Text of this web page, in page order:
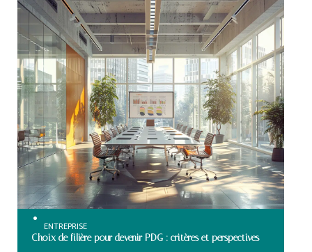
ENTREPRISE
Choix de filière pour devenir PDG : critères et perspectives